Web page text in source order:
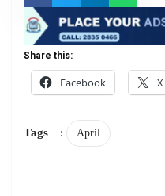
Share this:
Facebook
X
Tags : April